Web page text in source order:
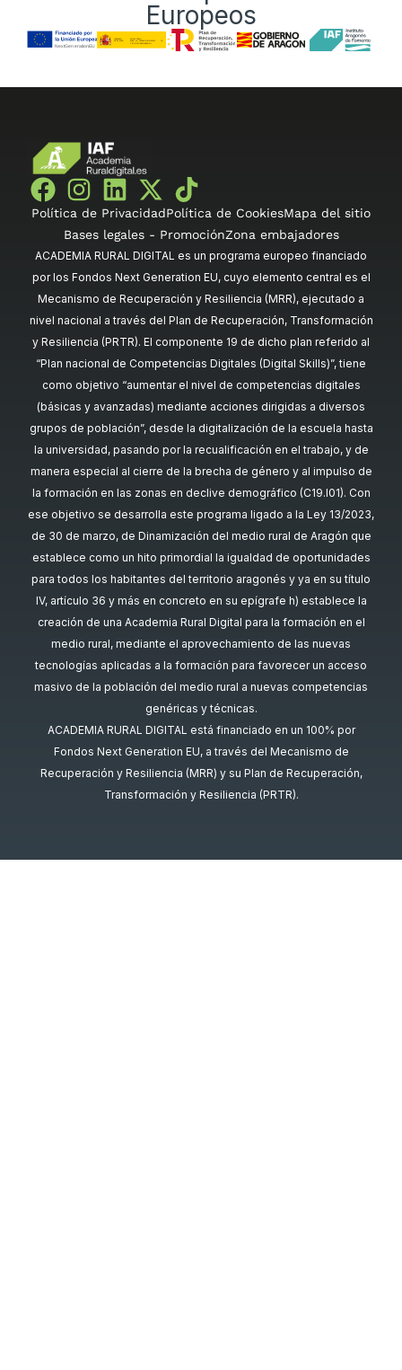
Europeos
Política de PrivacidadPolítica de CookiesMapa del sitio
Bases legales - PromociónZona embajadores
ACADEMIA RURAL DIGITAL es un programa europeo financiado
por los Fondos Next Generation EU, cuyo elemento central es el
Mecanismo de Recuperación y Resiliencia (MRR), ejecutado a
nivel nacional a través del Plan de Recuperación, Transformación
y Resiliencia (PRTR). El componente 19 de dicho plan referido al
“Plan nacional de Competencias Digitales (Digital Skills)”, tiene
como objetivo “aumentar el nivel de competencias digitales
(básicas y avanzadas) mediante acciones dirigidas a diversos
grupos de población”, desde la digitalización de la escuela hasta
la universidad, pasando por la recualificación en el trabajo, y de
manera especial al cierre de la brecha de género y al impulso de
la formación en las zonas en declive demográfico (C19.I01). Con
ese objetivo se desarrolla este programa ligado a la Ley 13/2023,
de 30 de marzo, de Dinamización del medio rural de Aragón que
establece como un hito primordial la igualdad de oportunidades
para todos los habitantes del territorio aragonés y ya en su título
IV, artículo 36 y más en concreto en su epígrafe h) establece la
creación de una Academia Rural Digital para la formación en el
medio rural, mediante el aprovechamiento de las nuevas
tecnologías aplicadas a la formación para favorecer un acceso
masivo de la población del medio rural a nuevas competencias
genéricas y técnicas.
ACADEMIA RURAL DIGITAL está financiado en un 100% por
Fondos Next Generation EU, a través del Mecanismo de
Recuperación y Resiliencia (MRR) y su Plan de Recuperación,
Transformación y Resiliencia (PRTR).